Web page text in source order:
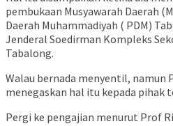
pembukaan Musyawarah Daerah
Daerah Muhammadiyah ( PDM)
Jenderal Soedirman Kompleks
Tabalong.
Walau bernada menyentil, namun
menegaskan hal itu kepada pihak
Pergi ke pengajian menurut Prof